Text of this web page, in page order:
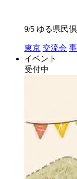
9/5 ゆる県民
東京 交流会
イベント
受付中